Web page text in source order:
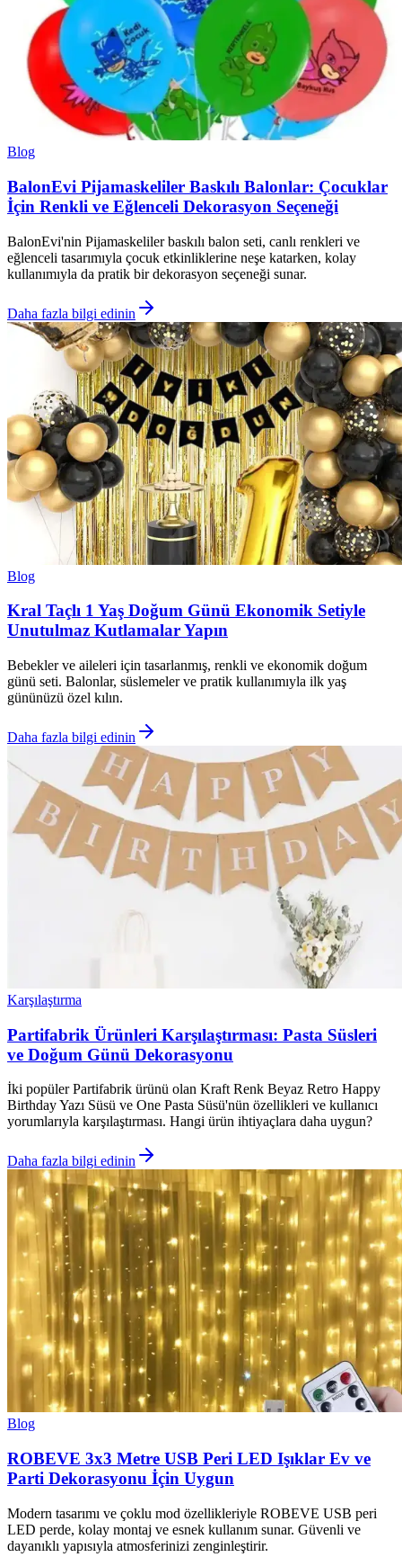
Blog
BalonEvi Pijamaskeliler Baskılı Balonlar: Çocuklar
İçin Renkli ve Eğlenceli Dekorasyon Seçeneği
BalonEvi'nin Pijamaskeliler baskılı balon seti, canlı renkleri ve
eğlenceli tasarımıyla çocuk etkinliklerine neşe katarken, kolay
kullanımıyla da pratik bir dekorasyon seçeneği sunar.
Daha fazla bilgi edinin
Blog
Kral Taçlı 1 Yaş Doğum Günü Ekonomik Setiyle
Unutulmaz Kutlamalar Yapın
Bebekler ve aileleri için tasarlanmış, renkli ve ekonomik doğum
günü seti. Balonlar, süslemeler ve pratik kullanımıyla ilk yaş
gününüzü özel kılın.
Daha fazla bilgi edinin
Karşılaştırma
Partifabrik Ürünleri Karşılaştırması: Pasta Süsleri
ve Doğum Günü Dekorasyonu
İki popüler Partifabrik ürünü olan Kraft Renk Beyaz Retro Happy
Birthday Yazı Süsü ve One Pasta Süsü'nün özellikleri ve kullanıcı
yorumlarıyla karşılaştırması. Hangi ürün ihtiyaçlara daha uygun?
Daha fazla bilgi edinin
Blog
ROBEVE 3x3 Metre USB Peri LED Işıklar Ev ve
Parti Dekorasyonu İçin Uygun
Modern tasarımı ve çoklu mod özellikleriyle ROBEVE USB peri
LED perde, kolay montaj ve esnek kullanım sunar. Güvenli ve
dayanıklı yapısıyla atmosferinizi zenginleştirir.